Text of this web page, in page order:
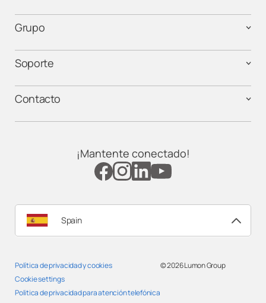
Grupo
Soporte
Contacto
¡Mantente conectado!
Spain
Política de privacidad y cookies
Cookie settings
Politica de privacidad para atención telefónica
© 2026Lumon Group